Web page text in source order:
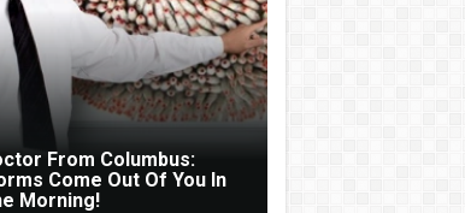
From Columbus:
Come Out Of You In
Morning!